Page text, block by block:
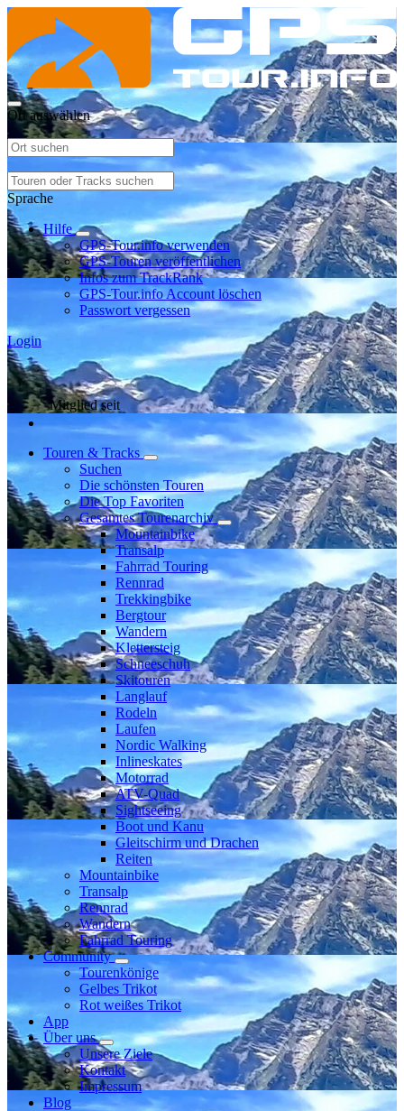
Ort auswählen
Sprache
Hilfe
GPS-Tour.info verwenden
GPS-Touren veröffentlichen
Infos zum TrackRank
GPS-Tour.info Account löschen
Passwort vergessen
Login
Mitglied seit
Touren & Tracks
Suchen
Die schönsten Touren
Die Top Favoriten
Gesamtes Tourenarchiv
Mountainbike
Transalp
Fahrrad Touring
Rennrad
Trekkingbike
Bergtour
Wandern
Klettersteig
Schneeschuh
Skitouren
Langlauf
Rodeln
Laufen
Nordic Walking
Inlineskates
Motorrad
ATV-Quad
Sightseeing
Boot und Kanu
Gleitschirm und Drachen
Reiten
Mountainbike
Transalp
Rennrad
Wandern
Fahrrad Touring
Community
Tourenkönige
Gelbes Trikot
Rot weißes Trikot
App
Über uns
Unsere Ziele
Kontakt
Impressum
Blog